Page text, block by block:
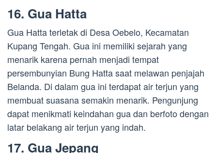
16. Gua Hatta
Gua Hatta terletak di Desa Oebelo, Kecamatan
Kupang Tengah. Gua ini memiliki sejarah yang
menarik karena pernah menjadi tempat
persembunyian Bung Hatta saat melawan penjajah
Belanda. Di dalam gua ini terdapat air terjun yang
membuat suasana semakin menarik. Pengunjung
dapat menikmati keindahan gua dan berfoto dengan
latar belakang air terjun yang indah.
17. Gua Jepang